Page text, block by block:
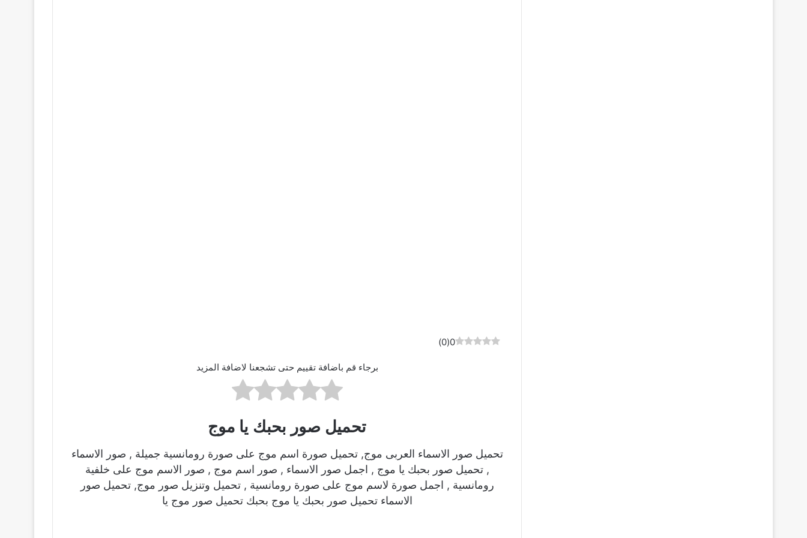
0
(
0
)
برجاء قم باضافة تقييم حتى تشجعنا لاضافة المزيد
تحميل صور بحبك يا موج
تحميل صور الاسماء العربى موج, تحميل صورة اسم موج على صورة رومانسية جميلة , صور الاسماء
, تحميل صور بحبك يا موج , اجمل صور الاسماء , صور اسم موج , صور الاسم موج على خلفية
رومانسية , اجمل صورة لاسم موج على صورة رومانسية , تحميل وتنزيل صور موج, تحميل صور
الاسماء تحميل صور بحبك يا موج بحبك تحميل صور موج يا